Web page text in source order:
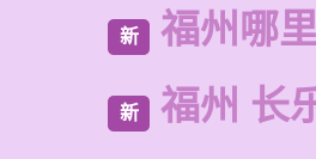
新 福州哪
新 福州 长